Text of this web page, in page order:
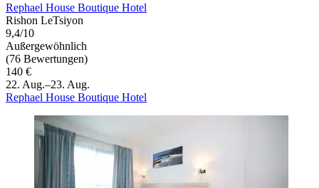
Rephael House Boutique Hotel
Rishon LeTsiyon
9,4/10
Außergewöhnlich
(76 Bewertungen)
140 €
22. Aug.–23. Aug.
Rephael House Boutique Hotel